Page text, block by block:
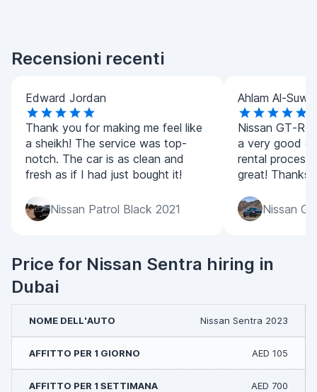
Recensioni recenti
Edward Jordan
Thank you for making me feel like
a sheikh! The service was top-
notch. The car is as clean and
fresh as if I had just bought it!
Nissan Patrol Black 2021
Ahlam Al-
Nissan GT-R
a very good
rental process
great! Thanks
Nissan
Price for Nissan Sentra hiring in
Dubai
Nissan Sentra 2023
AED 105
AED 700